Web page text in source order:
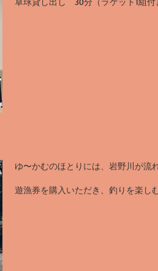
ゆ〜かむのほとりには、岩野川が流
遊漁券を購入いただき、釣りを楽し